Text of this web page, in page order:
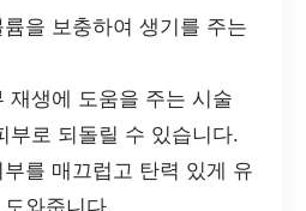
을 보충하여 생기를 주는
재생에 도움을 주는 시술
부로 되돌릴 수 있습니다.
를 매끄럽고 탄력 있게 유